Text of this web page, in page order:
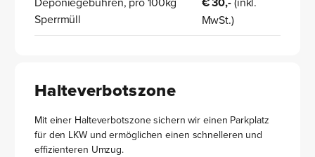
Sperrmüll
MwSt.)
Halteverbotszone
Mit einer Halteverbotszone sichern wir einen Parkplatz
für den LKW und ermöglichen einen schnelleren und
effizienteren Umzug.